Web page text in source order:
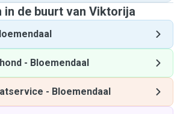
in de buurt van Viktorija
- Bloemendaal
- Bloemendaal